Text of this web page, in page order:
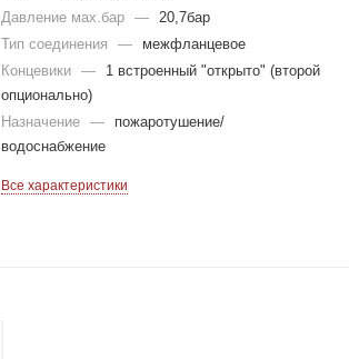
Давление мах.бар
—
20,7бар
Тип соединения
—
межфланцевое
Концевики
—
1 встроенный "открыто" (второй
опционально)
Назначение
—
пожаротушение/
водоснабжение
Все характеристики